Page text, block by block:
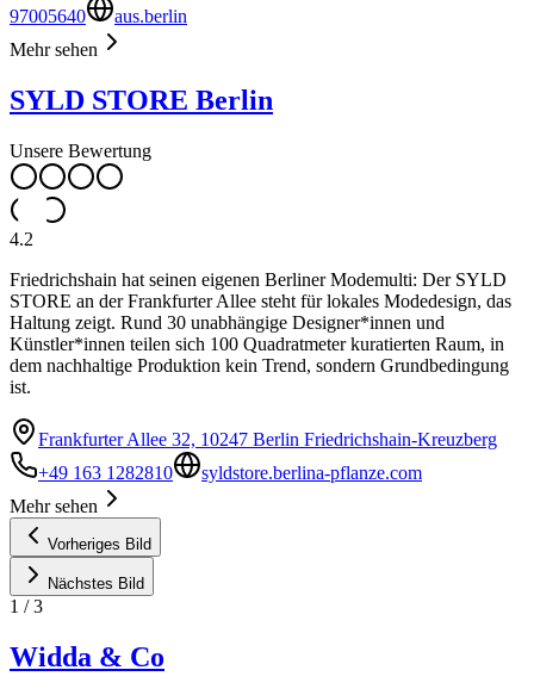
97005640
aus.berlin
Mehr sehen
SYLD STORE Berlin
Unsere Bewertung
4.2
Friedrichshain hat seinen eigenen Berliner Modemulti: Der SYLD
STORE an der Frankfurter Allee steht für lokales Modedesign, das
Haltung zeigt. Rund 30 unabhängige Designer*innen und
Künstler*innen teilen sich 100 Quadratmeter kuratierten Raum, in
dem nachhaltige Produktion kein Trend, sondern Grundbedingung
ist.
Frankfurter Allee 32, 10247 Berlin Friedrichshain-Kreuzberg
+49 163 1282810
syldstore.berlina-pflanze.com
Mehr sehen
Vorheriges Bild
Nächstes Bild
1 /3
Widda & Co